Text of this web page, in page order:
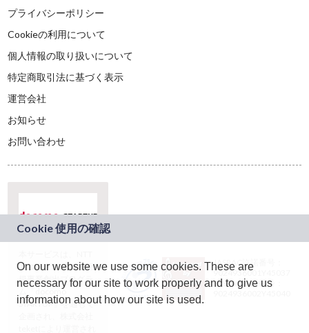
プライバシーポリシー
Cookieの利用について
個人情報の取り扱いについて
特定商取引法に基づく表示
運営会社
お知らせ
お問い合わせ
ドコモグループの新
規事業創出プログラ
ム「docomo
STARTUP」を通じて
JASRAC許諾番号：
9024936001Y45037
JASRAC許諾番号：
On our website we use some cookies. These are
necessary for our site to work properly and to give us
information about how our site is used.